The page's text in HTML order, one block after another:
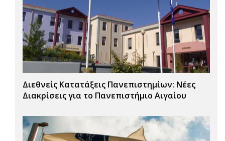
Διεθνείς Κατατάξεις Πανεπιστημίων: Νέες
Διακρίσεις για το Πανεπιστήμιο Αιγαίου